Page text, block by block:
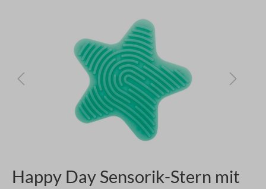
Happy Day Sensorik-Stern mit